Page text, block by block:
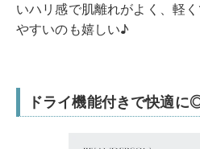
いハリ感で肌離れがよく、軽
やすいのも嬉しい♪
ドライ機能付きで快適